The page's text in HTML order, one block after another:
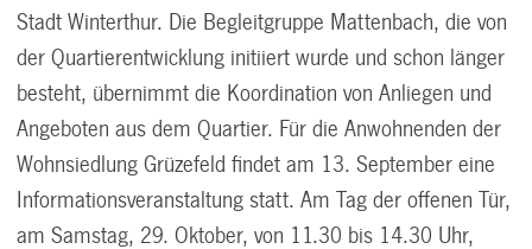
Stadt Winterthur. Die Begleitgruppe Mattenbach, die von
der Quartierentwicklung initiiert wurde und schon länger
besteht, übernimmt die Koordination von Anliegen und
Angeboten aus dem Quartier. Für die Anwohnenden der
Wohnsiedlung Grüzefeld findet am 13. September eine
Informationsveranstaltung statt. Am Tag der offenen Tür,
am Samstag, 29. Oktober, von 11.30 bis 14.30 Uhr,